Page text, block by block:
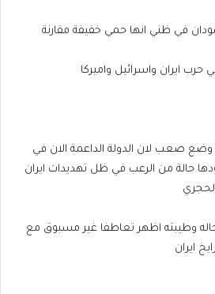
في ظني انها حمي خفيفة مقارنة
ايران واسرائيل واميركا
صعب لان الدولة الداعمة الان في
من الرعب في ظل تهديدات ايران
وطيبته اظهر تعاطفا غير مسبوق مع
ايران